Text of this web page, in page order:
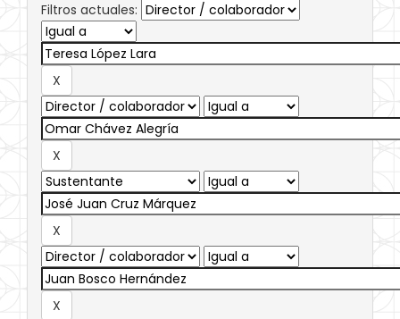
Filtros actuales: